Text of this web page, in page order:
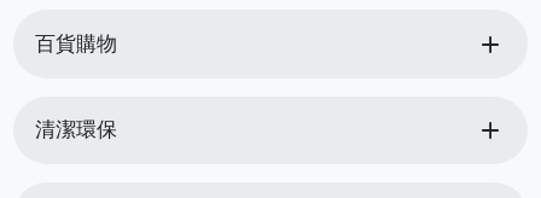
百貨購物 add
清潔環保 add